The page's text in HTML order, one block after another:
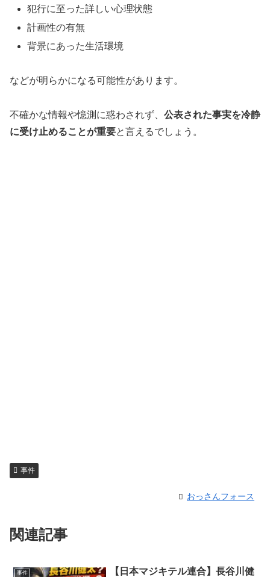
犯行に至った詳しい心理状態
計画性の有無
背景にあった生活環境
などが明らかになる可能性があります。
不確かな情報や憶測に惑わされず、 公表された事実を冷静
に受け止めることが重要と言えるでしょう。
事件
おっさんフォース
関連記事
事件
【日本マジキテル連合】長谷川健